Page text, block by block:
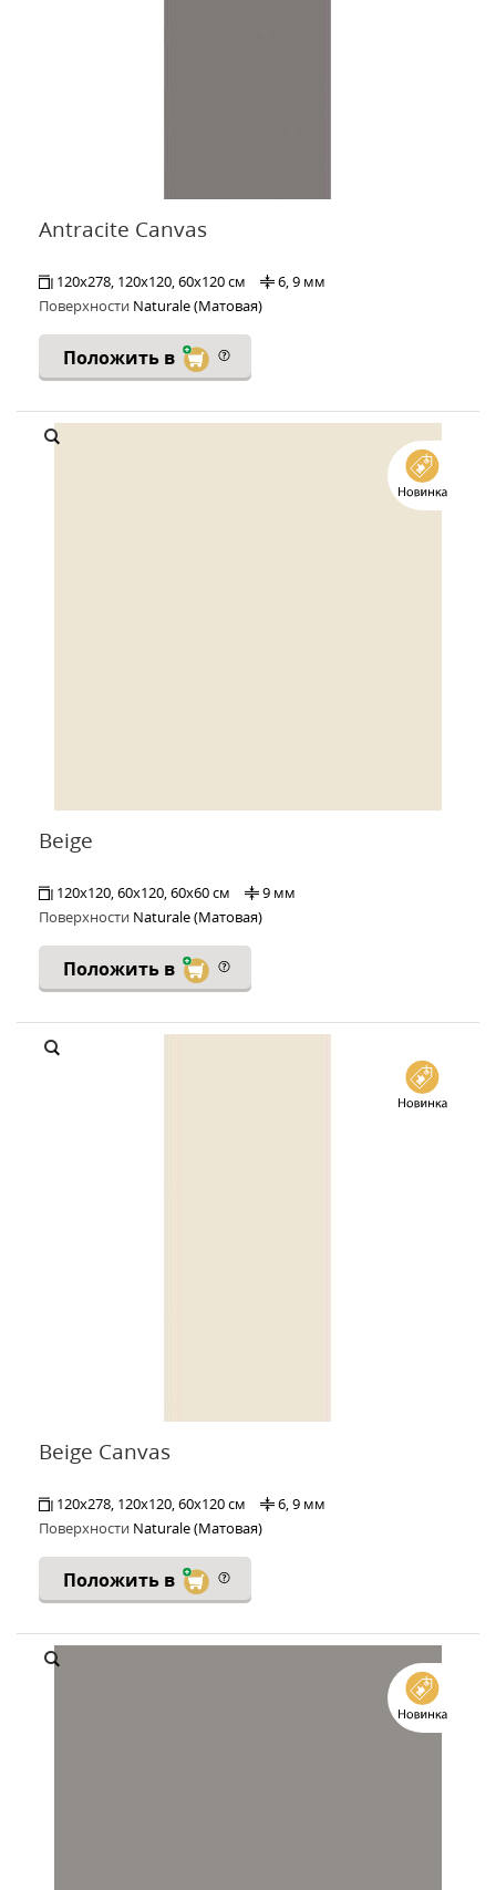
Antracite Canvas
120x278, 120x120, 60x120 см
6, 9 мм
Поверхности Naturale (Матовая)
Положить в
Beige
120x120, 60x120, 60x60 см
9 мм
Поверхности Naturale (Матовая)
Положить в
Beige Canvas
120x278, 120x120, 60x120 см
6, 9 мм
Поверхности Naturale (Матовая)
Положить в